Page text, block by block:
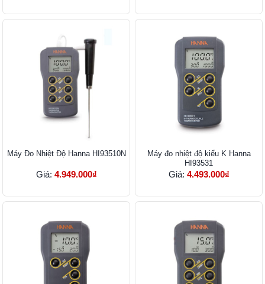
Máy Đo Nhiệt Độ Hanna HI93510N
Giá: 4.949.000₫
Máy đo nhiệt độ kiểu K Hanna
HI93531
Giá: 4.493.000₫